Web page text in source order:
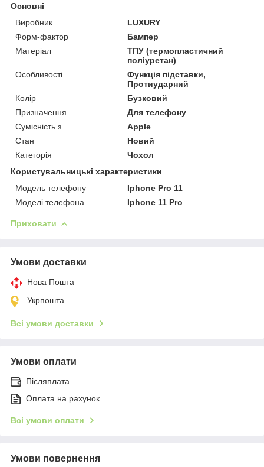
Основні
Виробник
LUXURY
Форм-фактор
Бампер
Матеріал
ТПУ (термопластичний
поліуретан)
Особливості
Функція підставки,
Протиударний
Колір
Бузковий
Призначення
Для телефону
Сумісність з
Apple
Стан
Новий
Категорія
Чохол
Користувальницькі характеристики
Модель телефону
Iphone Pro 11
Моделі телефона
Iphone 11 Pro
Приховати
Умови доставки
Нова Пошта
Укрпошта
Всі умови доставки
Умови оплати
Післяплата
Оплата на рахунок
Всі умови оплати
Умови повернення